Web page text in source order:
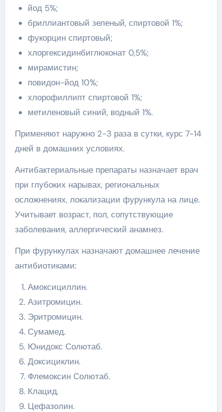
йод 5%;
бриллиантовый зеленый, спиртовой 1%;
фукорцин спиртовый;
хлоргексидинбиглюконат 0,5%;
мирамистин;
повидон-йод 10%;
хлорофиллипт спиртовой 1%;
метиленовый синий, водный 1%.
Применяют наружно 2-3 раза в сутки, курс 7-14
дней в домашних условиях.
Антибактериальные препараты назначает врач
при глубоких нарывах, региональных
осложнениях, локализации фурункула на лице.
Учитывает возраст, пол, сопутствующие
заболевания, аллергический анамнез.
При фурункулах назначают домашнее лечение
антибиотиками:
Амоксициллин.
Азитромицин.
Эритромицин.
Сумамед.
Юнидокс Солютаб.
Доксициклин.
Флемоксин Солютаб.
Клацид.
Цефазолин.